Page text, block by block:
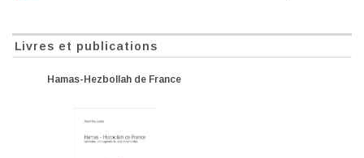
Livres et publications
Hamas-Hezbollah de France